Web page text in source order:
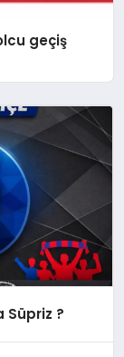
geçiş
Süpriz ?